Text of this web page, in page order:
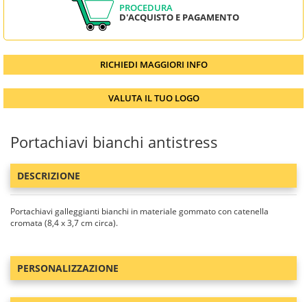
PROCEDURA
D'ACQUISTO E PAGAMENTO
RICHIEDI MAGGIORI INFO
VALUTA IL TUO LOGO
Portachiavi bianchi antistress
DESCRIZIONE
Portachiavi galleggianti bianchi in materiale gommato con catenella
cromata (8,4 x 3,7 cm circa).
PERSONALIZZAZIONE